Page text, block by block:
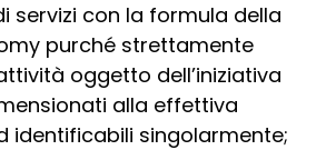
servizi con la formula della
purché strettamente
oggetto dell’iniziativa
alla effettiva
identificabili singolarmente;